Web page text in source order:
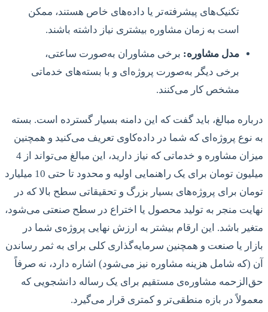
تکنیک‌های پیشرفته‌تر یا داده‌های خاص هستند، ممکن
است به زمان مشاوره بیشتری نیاز داشته باشند.
مدل مشاوره: برخی مشاوران به‌صورت ساعتی،
برخی دیگر به‌صورت پروژه‌ای و با بسته‌های خدماتی
مشخص کار می‌کنند.
درباره مبالغ، باید گفت که این دامنه بسیار گسترده است. بسته
به نوع پروژه‌ای که شما در داده‌کاوی تعریف می‌کنید و همچنین
میزان مشاوره و خدماتی که نیاز دارید، این مبالغ می‌تواند از 4
میلیون تومان برای یک راهنمایی اولیه و محدود تا حتی 10 میلیارد
تومان برای پروژه‌های بسیار بزرگ و تحقیقاتی سطح بالا که در
نهایت منجر به تولید محصول یا اختراع در سطح صنعتی می‌شود،
متغیر باشد. این ارقام بیشتر به ارزش نهایی پروژه‌ی شما در
بازار یا صنعت و همچنین سرمایه‌گذاری کلی برای به ثمر رساندن
آن (که شامل هزینه مشاوره نیز می‌شود) اشاره دارد، نه صرفاً
حق‌الزحمه مشاوره‌ی مستقیم برای یک رساله دانشجویی که
معمولاً در بازه منطقی‌تر و کمتری قرار می‌گیرد.